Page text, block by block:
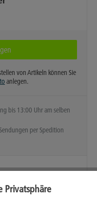
von Artikeln können Sie
anlegen.
bis 13:00 Uhr am selben
per Spedition
Aktiv
Privatsphäre